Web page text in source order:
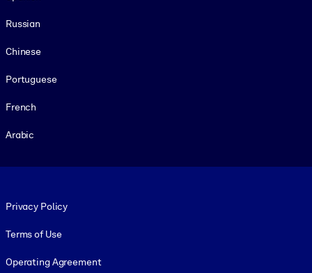
Russian
Chinese
Portuguese
French
Arabic
Privacy Policy
Terms of Use
Operating Agreement